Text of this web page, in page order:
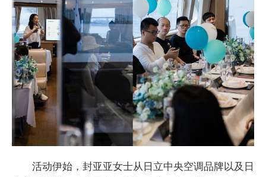
活动伊始，封亚亚女士从日立中央空调品牌以及日